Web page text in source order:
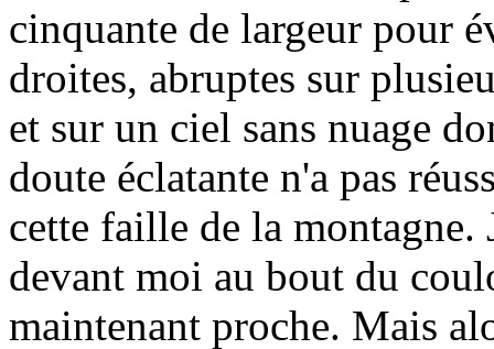
cinquante de largeur pour
droites, abruptes sur
et sur un ciel sans nuage
doute éclatante n'a pas
cette faille de la montagne.
devant moi au bout du
maintenant proche. Mais